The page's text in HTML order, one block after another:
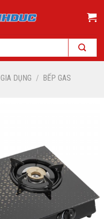
GIA DỤNG / BẾP GAS